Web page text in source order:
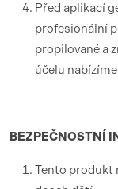
Před aplikací
profesionální
propilované a
účelu
BEZPEČNOSTNÍ
Tento produkt